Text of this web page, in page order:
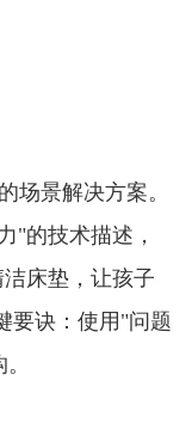
景解决方案。
"的技术描述，
床垫，让孩子
要诀：使用"问题